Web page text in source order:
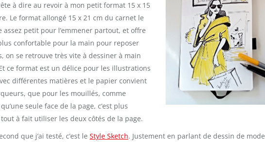
à dire au revoir à mon petit format 15 x 15
Le format allongé 15 x 21 cm du carnet le
assez petit pour l’emmener partout, et offre
confortable pour la main pour reposer
on se retrouve très vite à dessiner à main
ce format est un délice pour les illustrations
différentes matières et le papier convient
que pour les mouillés, comme
seule face de la page, c’est plus
à fait utiliser les deux côtés de la page.
que j’ai testé, c’est le Style Sketch. Justement en parlant de dessin de mode